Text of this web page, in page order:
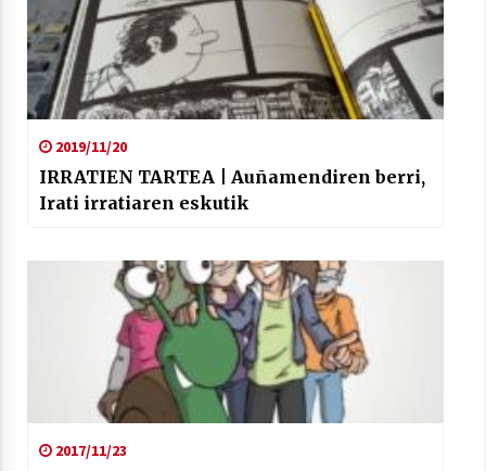
Telebistaren eskutik
2021/06/30
2019/11/20
IRRATIEN TARTEA | Auñamendiren berri,
Irati irratiaren eskutik
2017/11/23